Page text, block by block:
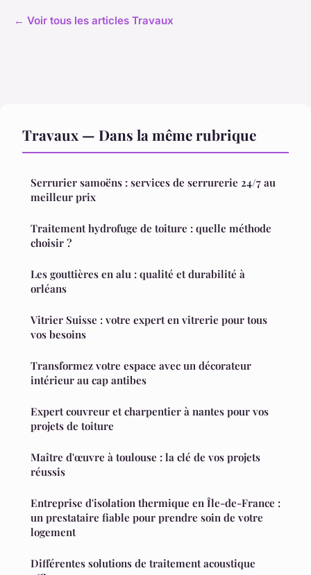
← Voir tous les articles Travaux
Travaux — Dans la même rubrique
Serrurier samoëns : services de serrurerie 24/7 au
meilleur prix
Traitement hydrofuge de toiture : quelle méthode
choisir ?
Les gouttières en alu : qualité et durabilité à
orléans
Vitrier Suisse : votre expert en vitrerie pour tous
vos besoins
Transformez votre espace avec un décorateur
intérieur au cap antibes
Expert couvreur et charpentier à nantes pour vos
projets de toiture
Maître d'œuvre à toulouse : la clé de vos projets
réussis
Entreprise d'isolation thermique en Île-de-France :
un prestataire fiable pour prendre soin de votre
logement
Différentes solutions de traitement acoustique